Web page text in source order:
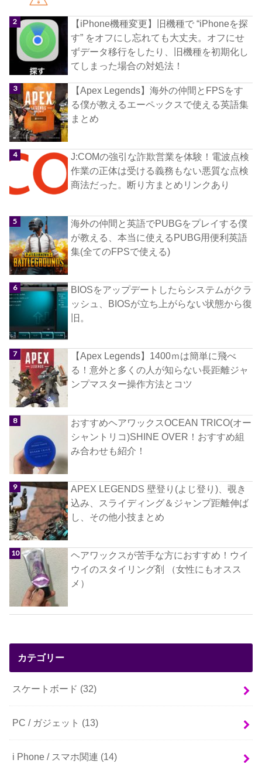
【iPhone機種変更】旧機種で “iPhoneを探
す” をオフにし忘れても大丈夫。オフにせ
ずデータ移行をしたり、旧機種を初期化し
てしまった場合の対処法！
【Apex Legends】海外の仲間とFPSをす
る僕が教えるエーペックスで使える英語集
まとめ
J:COMの強引な詐欺営業を体験！電波点検
作業の正体は受ける義務もない悪質な点検
商法だった。断り方まとめリンクあり
海外の仲間と英語でPUBGをプレイする僕
が教える、本当に使えるPUBG用便利英語
集(全てのFPSで使える)
BIOSをアップデートしたらシステムがクラ
ッシュ、BIOSが立ち上がらない状態から復
旧。
【Apex Legends】1400ｍは簡単に飛べ
る！意外と多くの人が知らない長距離ジャ
ンプマスター操作方法とコツ
おすすめヘアワックスOCEAN TRICO(オー
シャントリコ)SHINE OVER！おすすめ組
み合わせも紹介！
APEX LEGENDS 壁登り(よじ登り)、覗き
込み、スライディング＆ジャンプ距離伸ば
し、その他小技まとめ
ヘアワックスが苦手な方におすすめ！ウイ
ウイのスタイリング剤 （女性にもオスス
メ）
カテゴリー
スケートボード (32)
PC / ガジェット (13)
i Phone / スマホ関連 (14)